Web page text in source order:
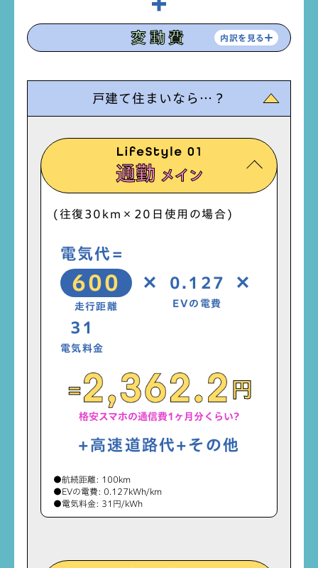
保険料
など
税金
自動車税
定期点検、タイヤ交換、
フィルター交換 など
etc…
変動費 内訳を見る
戸建ての場合
電気代
走行距離 （km）
EVの電費 （kWh/km）
マンションの場合
充電代
充電時間 （分）
× 充電器利用料金 （円／分）
＋高速道路代＋その他
戸建て住まいなら…？
通勤 メイン
(往復30km×20日使用の場合)
電気代=
600
走行距離
× 0.127
EVの電費
×
31
電気料金
= 円
格安スマホの通信費1ヶ月分くらい?
+高速道路代+その他
●航続距離: 100km
●EVの電費: 0.127kWh/km
●電気料金: 31円/kWh